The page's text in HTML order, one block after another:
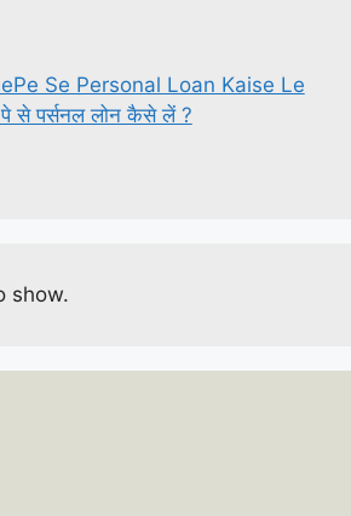
Se Personal Loan Kaise Le
से पर्सनल लोन कैसे लें ?
show.